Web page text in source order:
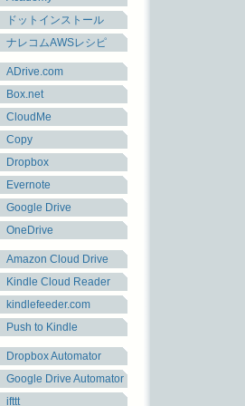
ドットインストール
ナレコムAWSレシピ
ADrive.com
Box.net
CloudMe
Copy
Dropbox
Evernote
Google Drive
OneDrive
Amazon Cloud Drive
Kindle Cloud Reader
kindlefeeder.com
Push to Kindle
Dropbox Automator
Google Drive Automator
ifttt